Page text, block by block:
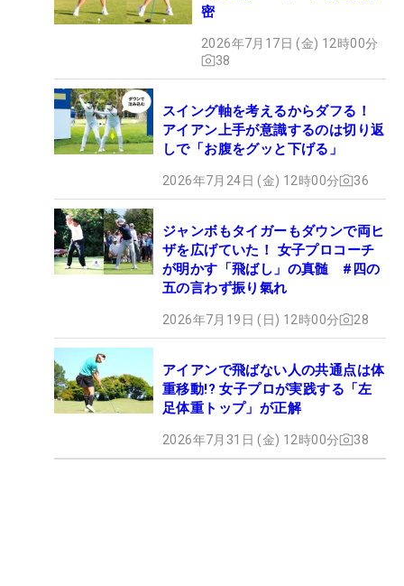
密
2026年7月17日 (金) 12時00分
38
スイング軸を考えるからダフる！
アイアン上手が意識するのは切り返
しで「お腹をグッと下げる」
2026年7月24日 (金) 12時00分 36
ジャンボもタイガーもダウンで両ヒ
ザを広げていた！ 女子プロコーチ
が明かす「飛ばし」の真髄 #四の
五の言わず振り氣れ
2026年7月19日 (日) 12時00分 28
アイアンで飛ばない人の共通点は体
重移動!? 女子プロが実践する「左
足体重トップ」が正解
2026年7月31日 (金) 12時00分 38